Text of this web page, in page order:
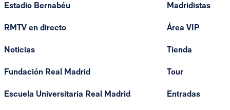
Estadio Bernabéu
RMTV en directo
Noticias
Fundación Real Madrid
Escuela Universitaria Real Madrid
Madridistas
Área VIP
Tienda
Tour
Entradas